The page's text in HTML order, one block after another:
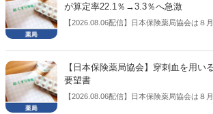
が算定率22.1％→3.3％へ急激
【2026.08.06配信】日本保険薬局協会は８
「令和８年度調剤報酬改定に係る保険薬局
3.3％へ大きく低下した。
【日本保険薬局協会】穿刺血を用い
要望書
【2026.08.06配信】日本保険薬局協会は８
「穿刺血を用いる検査薬のOTC化等に関す